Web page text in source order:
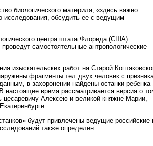
биологического материла, «здесь важно
исследования, обсудить ее с ведущим
центра штата Флорида (США)
самостоятельные антропологические
изыскательских работ на Старой
фрагменты тел двух человек с
в захоронении найдены останки ребенка
время рассматривается версия о
цесаревичу Алексею и великой княжне Марии,
будут привлечены ведущие российские
также определен.